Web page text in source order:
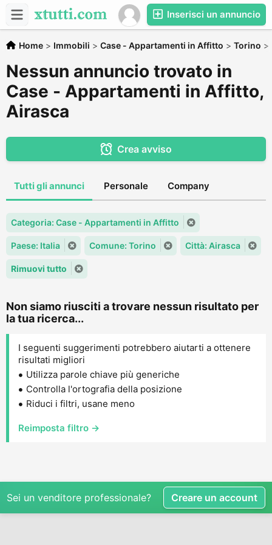
Inserisci un annuncio
Home > Immobili > Case - Appartamenti in Affitto > Torino >
Nessun annuncio trovato in
Case - Appartamenti in Affitto,
Airasca
Crea avviso
Tutti gli annunci Personale Company
Categoria: Case - Appartamenti in Affitto
Paese: Italia Comune: Torino Città: Airasca
Rimuovi tutto
Non siamo riusciti a trovare nessun risultato per
la tua ricerca...
I seguenti suggerimenti potrebbero aiutarti a ottenere
risultati migliori
Utilizza parole chiave più generiche
Controlla l'ortografia della posizione
Riduci i filtri, usane meno
Reimposta filtro →
Sei un venditore professionale? Creare un account